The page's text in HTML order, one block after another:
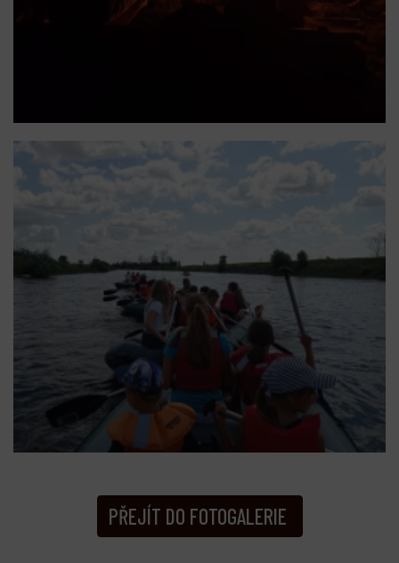
PŘEJÍT DO FOTOGALERIE